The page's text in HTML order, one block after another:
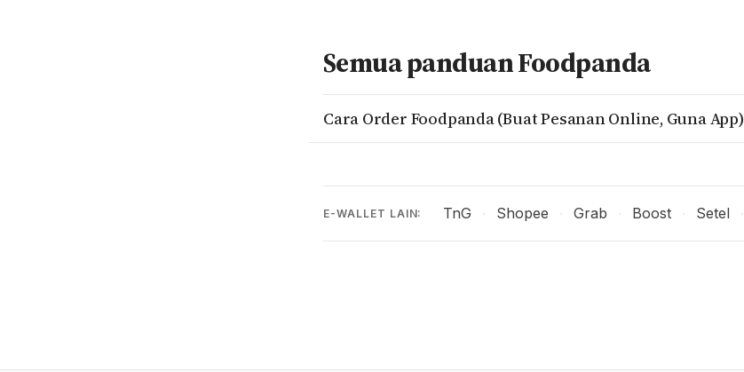
Semua panduan Foodpanda
Cara Order Foodpanda (Buat Pesanan Online, Guna App)
E-WALLET LAIN: TnG Shopee Grab Boost Setel